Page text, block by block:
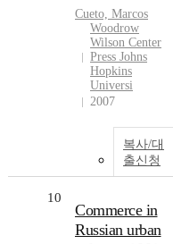
Cueto, Marcos
Woodrow
Wilson Center
Press Johns
Hopkins
Universi
2007
복사/대
출신청
10
Commerce in
Russian urban